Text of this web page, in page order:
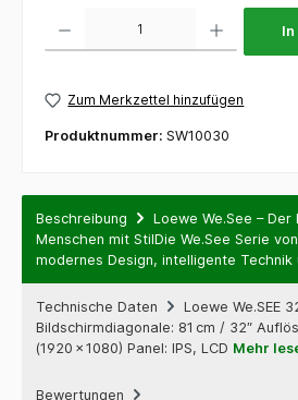
Zum Merkzettel hinzufügen
Produktnummer: SW10030
Beschreibung
Loewe We.See –
Menschen mit StilDie We.See Serie
modernes Design, intelligente Technik
Technische Daten
Loewe We.SEE
Bildschirmdiagonale: 81 cm / 32″
(1920 × 1080) Panel: IPS, LCD Mehr
Bewertungen